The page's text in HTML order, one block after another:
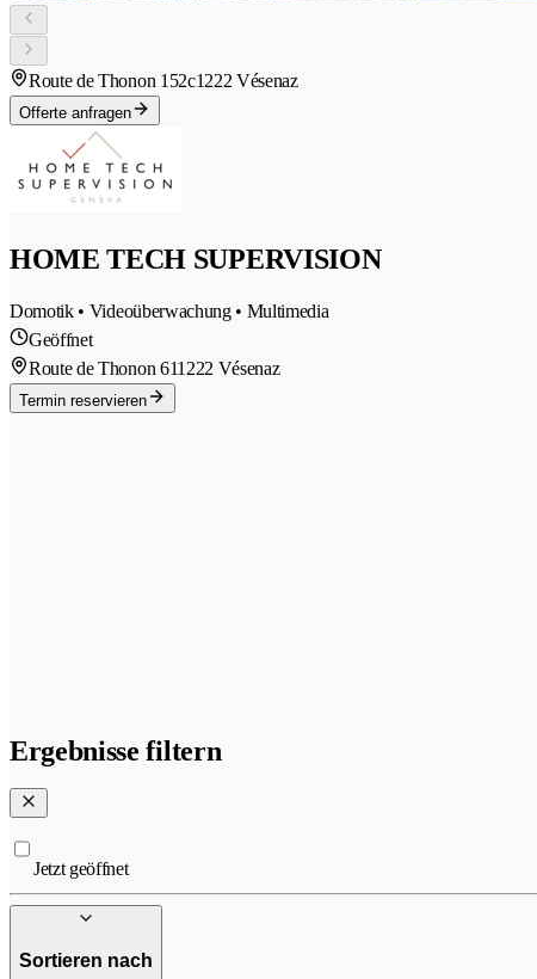
Route de Thonon 152c1222 Vésenaz
Offerte anfragen
HOME TECH SUPERVISION
Domotik • Videoüberwachung • Multimedia
Geöffnet
Route de Thonon 611222 Vésenaz
Termin reservieren
Ergebnisse filtern
Jetzt geöffnet
Sortieren nach